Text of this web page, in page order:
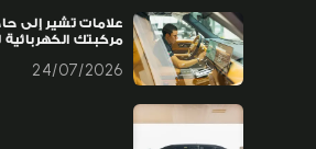
علامات تشير إلى
مركبتك
24/07/2026